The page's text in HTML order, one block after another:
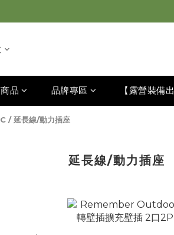
品 品牌專區 【露營裝備出
/延長線/動力插座
延長線/動力插座